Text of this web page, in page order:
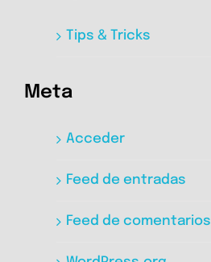
Tips & Tricks
Meta
Acceder
Feed de entradas
Feed de comentarios